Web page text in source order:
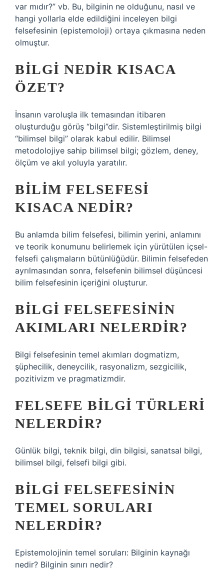
var mıdır?” vb. Bu, bilginin ne olduğunu, nasıl ve
hangi yollarla elde edildiğini inceleyen bilgi
felsefesinin (epistemoloji) ortaya çıkmasına neden
olmuştur.
BILGI NEDIR KISACA
ÖZET?
İnsanın varoluşla ilk temasından itibaren
oluşturduğu görüş “bilgi”dir. Sistemleştirilmiş bilgi
“bilimsel bilgi” olarak kabul edilir. Bilimsel
metodolojiye sahip bilimsel bilgi; gözlem, deney,
ölçüm ve akıl yoluyla yaratılır.
BILIM FELSEFESI
KISACA NEDIR?
Bu anlamda bilim felsefesi, bilimin yerini, anlamını
ve teorik konumunu belirlemek için yürütülen içsel-
felsefi çalışmaların bütünlüğüdür. Bilimin felsefeden
ayrılmasından sonra, felsefenin bilimsel düşüncesi
bilim felsefesinin içeriğini oluşturur.
BILGI FELSEFESININ
AKIMLARI NELERDIR?
Bilgi felsefesinin temel akımları dogmatizm,
şüphecilik, deneycilik, rasyonalizm, sezgicilik,
pozitivizm ve pragmatizmdir.
FELSEFE BILGI TÜRLERI
NELERDIR?
Günlük bilgi, teknik bilgi, din bilgisi, sanatsal bilgi,
bilimsel bilgi, felsefi bilgi gibi.
BILGI FELSEFESININ
TEMEL SORULARI
NELERDIR?
Epistemolojinin temel soruları: Bilginin kaynağı
nedir? Bilginin sınırı nedir?